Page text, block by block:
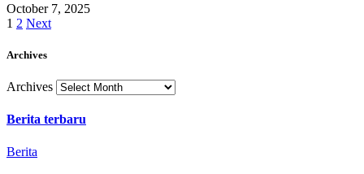
October 7, 2025
1 2 Next
Archives
Archives
Berita terbaru
Berita